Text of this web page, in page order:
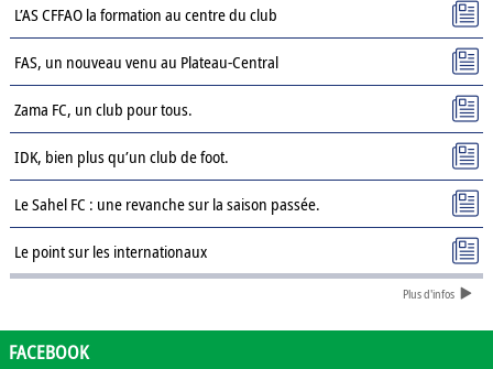
L’AS CFFAO la formation au centre du club
FAS, un nouveau venu au Plateau-Central
Zama FC, un club pour tous.
IDK, bien plus qu’un club de foot.
Le Sahel FC : une revanche sur la saison passée.
Le point sur les internationaux
Présentation des clubs de D3 : ASPC Tenkodogo
Plus d'infos
FACEBOOK